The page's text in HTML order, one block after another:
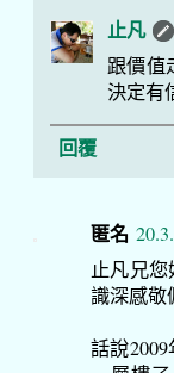
止凡
跟價值
決定有
回覆
匿名
止凡兄
識深感敬
話說